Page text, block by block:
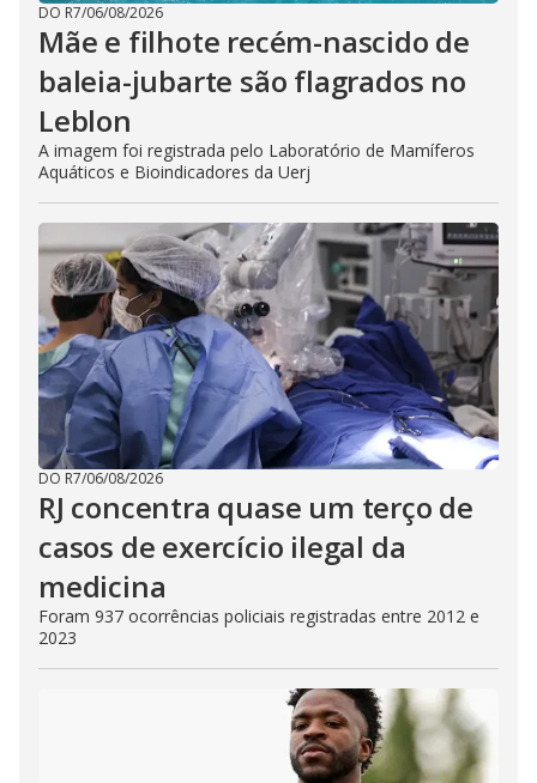
DO R7/06/08/2026
Mãe e filhote recém-nascido de
baleia-jubarte são flagrados no
Leblon
A imagem foi registrada pelo Laboratório de Mamíferos
Aquáticos e Bioindicadores da Uerj
DO R7/06/08/2026
RJ concentra quase um terço de
casos de exercício ilegal da
medicina
Foram 937 ocorrências policiais registradas entre 2012 e
2023